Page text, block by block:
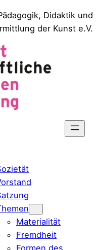
Didaktik und
der Kunst e.V.
Materialität
Fremdheit